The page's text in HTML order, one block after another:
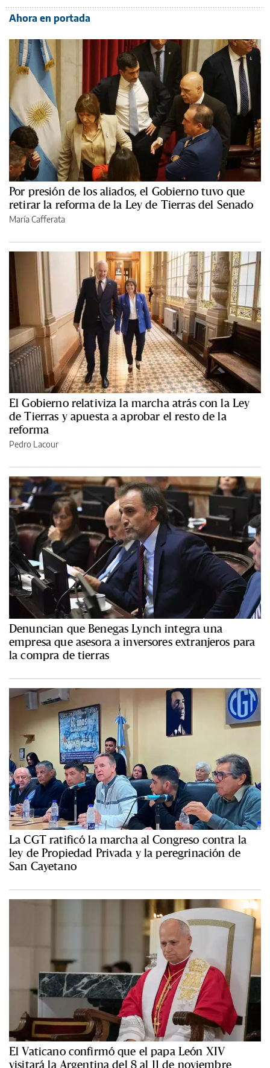
Ahora en portada
Por presión de los aliados, el Gobierno tuvo que
retirar la reforma de la Ley de Tierras del Senado
María Cafferata
El Gobierno relativiza la marcha atrás con la Ley
de Tierras y apuesta a aprobar el resto de la
reforma
Pedro Lacour
Denuncian que Benegas Lynch integra una
empresa que asesora a inversores extranjeros para
la compra de tierras
La CGT ratificó la marcha al Congreso contra la
ley de Propiedad Privada y la peregrinación de
San Cayetano
El Vaticano confirmó que el papa León XIV
visitará la Argentina del 8 al 11 de noviembre